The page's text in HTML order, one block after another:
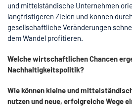
und mittelständische Unternehmen
langfristigeren Zielen und können
gesellschaftliche Veränderungen
dem Wandel profitieren.
Welche wirtschaftlichen Chancen
Nachhaltigkeitspolitik?
Wie können kleine und
nutzen und neue, erfolgreiche Wege